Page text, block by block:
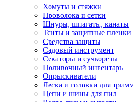
Хомуты и стяжки
Проволока и сетки
Шнуры, шпагаты, канаты
Тенты и защитные пленки
Средства защиты
Садовый инструмент
Секаторы и сучкорезы
Поливочный инвентарь
Опрыскиватели
Леска и головки для
Цепи и шины для пил